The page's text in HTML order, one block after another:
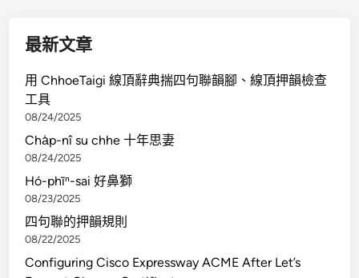
操
能
最新文章
用 ChhoeTaigi 線頂辭典揣四句聯韻腳、線頂押韻檢查
工具
08/24/2025
Cha̍p-nî su chhe 十年思妻
08/24/2025
Hó-phīⁿ-sai 好鼻獅
08/23/2025
四句聯的押韻規則
08/22/2025
Configuring Cisco Expressway ACME After Let’s